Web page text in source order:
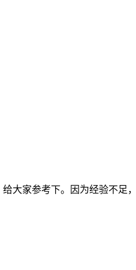
大家参考下。因为经验不足